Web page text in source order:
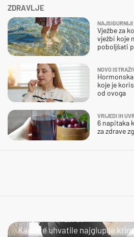
ZDRAVLJE
NAJSIGURNIJI
Vježbe za
vježbi koje
poboljšati
NOVO
koje je
od ovoga
VRIJEDI IH
6 napitaka
za zdrave
Kamere uhvatile najgluplje